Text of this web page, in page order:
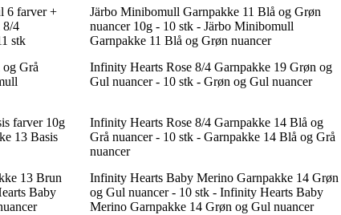
6 farver +
8/4
stk
Järbo Minibomull Garnpakke 11 Blå og Grøn
nuancer 10g - 10 stk - Järbo Minibomull
Garnpakke 11 Blå og Grøn nuancer
Grå
Infinity Hearts Rose 8/4 Garnpakke 19 Grøn og
Gul nuancer - 10 stk - Grøn og Gul nuancer
farver 10g
13 Basis
Infinity Hearts Rose 8/4 Garnpakke 14 Blå og
Grå nuancer - 10 stk - Garnpakke 14 Blå og Grå
nuancer
13 Brun
Baby
Infinity Hearts Baby Merino Garnpakke 14 Grøn
og Gul nuancer - 10 stk - Infinity Hearts Baby
Merino Garnpakke 14 Grøn og Gul nuancer